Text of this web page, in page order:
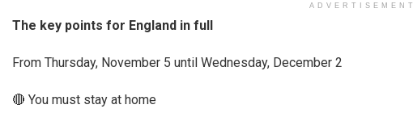
ADVERTISEMENT
The key points for England in full
From Thursday, November 5 until Wednesday, December 2
🔴 You must stay at home